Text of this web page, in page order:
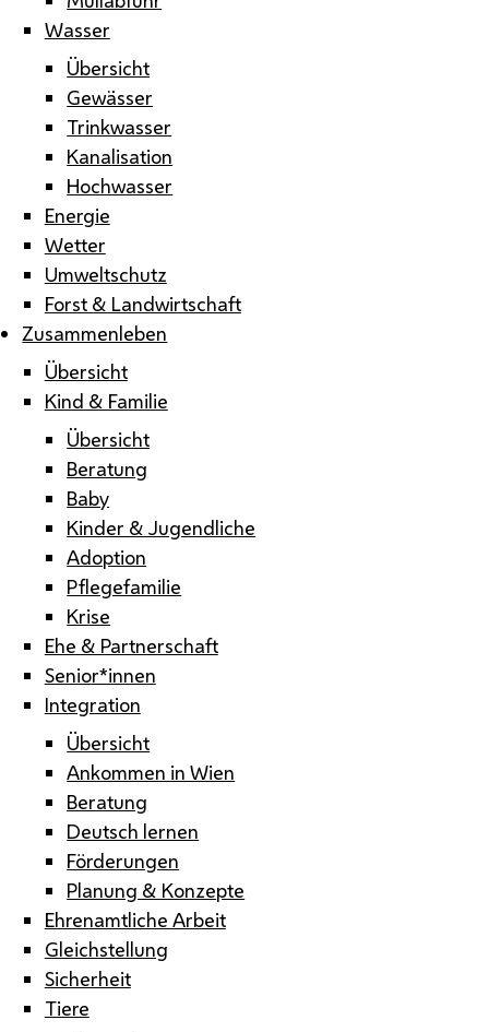
Wasser
Übersicht
Gewässer
Trinkwasser
Kanalisation
Hochwasser
Energie
Wetter
Umweltschutz
Forst & Landwirtschaft
Zusammenleben
Übersicht
Kind & Familie
Übersicht
Beratung
Baby
Kinder & Jugendliche
Adoption
Pflegefamilie
Krise
Ehe & Partnerschaft
Senior*innen
Integration
Übersicht
Ankommen in Wien
Beratung
Deutsch lernen
Förderungen
Planung & Konzepte
Ehrenamtliche Arbeit
Gleichstellung
Sicherheit
Tiere